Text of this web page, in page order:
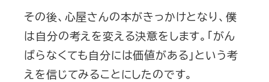
その後、心屋さんの本がきっかけとなり、僕
は自分の考えを変える決意をします。「がん
ばらなくても自分には価値がある」という考
えを信じてみることにしたのです。